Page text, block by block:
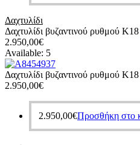
Δαχτυλίδι
Δαχτυλίδι βυζαντινού ρυθμού Κ18
2.950,00€
Available: 5
Δαχτυλίδι βυζαντινού ρυθμού Κ18
2.950,00€
2.950,00€Προσθήκη στο